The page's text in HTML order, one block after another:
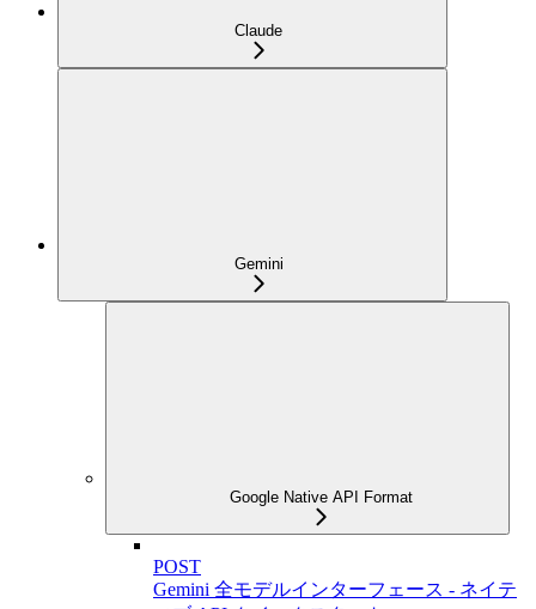
Claude
Gemini
Google Native API Format
POST
Gemini 全モデルインターフェース - ネイテ